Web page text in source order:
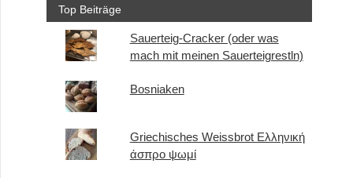
Top Beiträge
Sauerteig-Cracker (oder was
mach mit meinen Sauerteigrestln)
Bosniaken
Griechisches Weissbrot Ελληνική
άσπρο ψωμί